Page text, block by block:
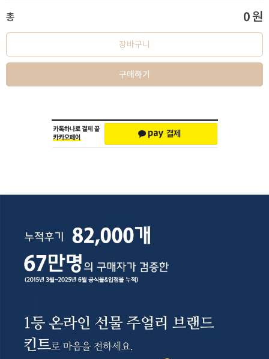
총 0원
장바구니
구매하기